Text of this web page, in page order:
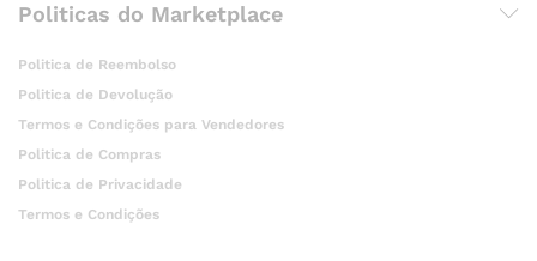
Politicas do Marketplace
Politica de Reembolso
Politica de Devolução
Termos e Condições para Vendedores
Politica de Compras
Politica de Privacidade
Termos e Condições